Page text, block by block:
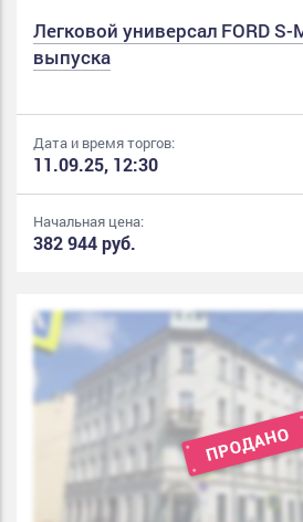
Легковой универсал FORD S-
выпуска
Дата и время торгов:
11.09.25, 12:30
Начальная цена:
382 944 руб.